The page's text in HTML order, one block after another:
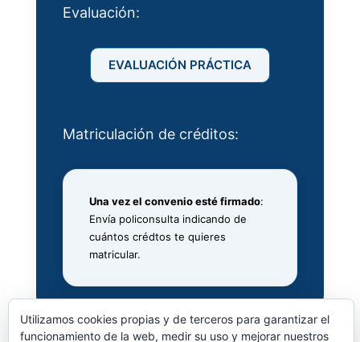
Evaluación:
EVALUACIÓN PRÁCTICA
Matriculación de créditos:
Una vez el convenio esté firmado:
Envía policonsulta indicando de
cuántos crédtos te quieres
matricular.
Utilizamos cookies propias y de terceros para garantizar el
funcionamiento de la web, medir su uso y mejorar nuestros